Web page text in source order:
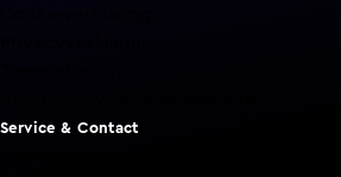
Service & Contact